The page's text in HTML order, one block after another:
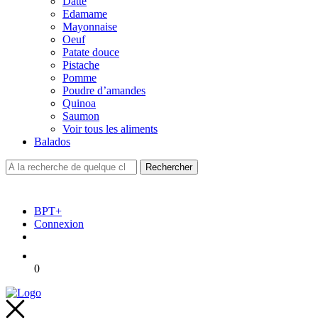
Edamame
Mayonnaise
Oeuf
Patate douce
Pistache
Pomme
Poudre d’amandes
Quinoa
Saumon
Voir tous les aliments
Balados
BPT+
Connexion
0